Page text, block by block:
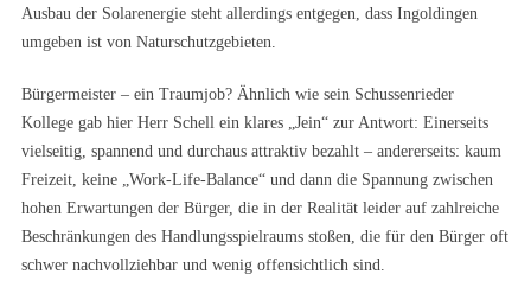
Ausbau der Solarenergie steht allerdings entgegen, dass Ingoldingen
umgeben ist von Naturschutzgebieten.
Bürgermeister – ein Traumjob? Ähnlich wie sein Schussenrieder
Kollege gab hier Herr Schell ein klares „Jein“ zur Antwort: Einerseits
vielseitig, spannend und durchaus attraktiv bezahlt – andererseits: kaum
Freizeit, keine „Work-Life-Balance“ und dann die Spannung zwischen
hohen Erwartungen der Bürger, die in der Realität leider auf zahlreiche
Beschränkungen des Handlungsspielraums stoßen, die für den Bürger oft
schwer nachvollziehbar und wenig offensichtlich sind.